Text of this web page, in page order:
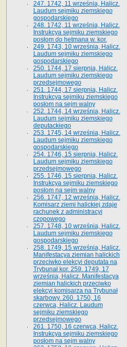
247. 1742, 11 września, Halicz.
Laudum sejmiku ziemskiego
gospodarskiego
248. 1742, 11 września, Halicz.
Instrukcya sejmiku ziemskiego
posłom do hetmana w. kor.
249. 1743, 10 września, Halicz.
Laudum sejmiku ziemskiego
gospodarskiego
250. 1744, 17 sierpnia, Halicz.
Laudum sejmiku ziemskiego
przedsejmowego
251. 1744, 17 sierpnia, Halicz.
Instrukcya sejmiku ziemskiego
posłom na sejm walny
252. 1744, 14 września, Halicz.
Laudum sejmiku ziemskiego
deputackiego
253. 1745, 14 września, Halicz.
Laudum sejmiku ziemskiego
gospodarskiego
254. 1746, 15 sierpnia, Halicz.
Laudum sejmiku ziemskiego
przedsejmowego
255. 1746, 15 sierpnia, Halicz.
Instrukcya sejmiku ziemskiego
posłom na sejm walny
256. 1747, 12 września, Halicz.
Komisarz ziemi halickiej zdaje
rachunek z administracyi
czopowego
257. 1748, 10 września, Halicz.
Laudum sejmiku ziemskiego
gospodarskiego
258. 1749, 15 września, Halicz.
Manifestacya ziemian halickich
przeciwko elekcyi deputata na
Trybunał kor. 259. 1749, 17
września, Halicz. Manifestacya
ziemian halickich przeciwko
elekcyi komisarza na Trybunał
skarbowy. 260. 1750, 16
czerwca, Halicz. Laudum
sejmiku ziemskiego
przedsejmowego
261. 1750, 16 czerwca, Halicz.
Instrukcya sejmiku ziemskiego
posłom na sejm walny